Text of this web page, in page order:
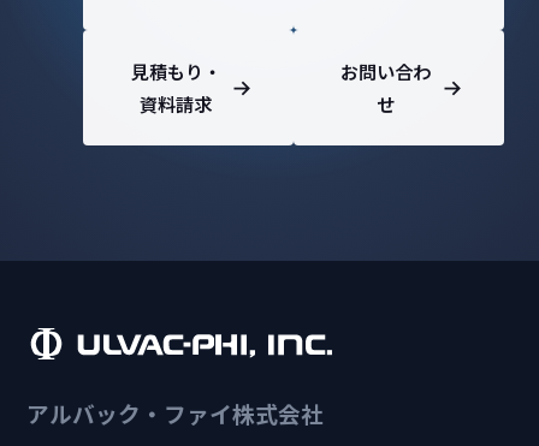
見積もり・
資料請求
お問い合わ
せ
アルバック・ファイ株式会社